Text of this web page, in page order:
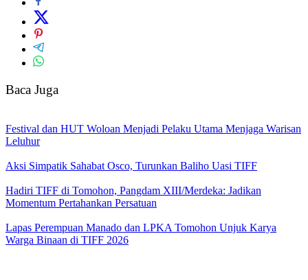
Baca Juga
Festival dan HUT Woloan Menjadi Pelaku Utama Menjaga Warisan
Leluhur
Aksi Simpatik Sahabat Osco, Turunkan Baliho Uasi TIFF
Hadiri TIFF di Tomohon, Pangdam XIII/Merdeka: Jadikan
Momentum Pertahankan Persatuan
Lapas Perempuan Manado dan LPKA Tomohon Unjuk Karya
Warga Binaan di TIFF 2026